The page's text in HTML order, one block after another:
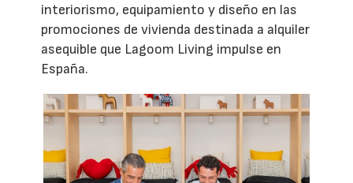
interiorismo, equipamiento y diseño en las
promociones de vivienda destinada a alquiler
asequible que Lagoom Living impulse en
España.